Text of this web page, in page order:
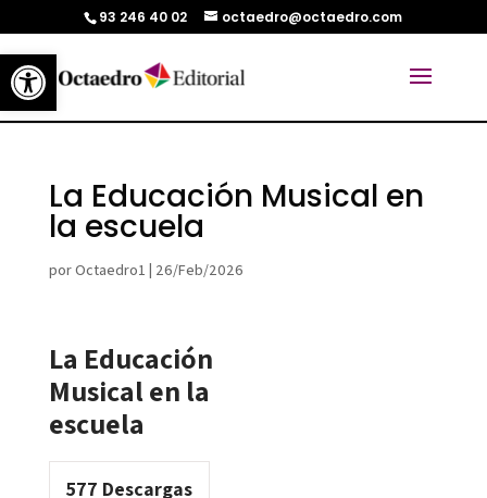
Abrir barra de herramientas
93 246 40 02 octaedro@octaedro.com
La Educación Musical en
la escuela
porOctaedro1 | 26/Feb/2026
La Educación
Musical en la
escuela
577 Descargas